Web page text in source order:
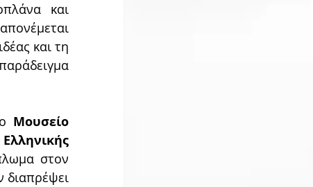
και
και τη
Μουσείο
Ελληνικής
διαπρέψει